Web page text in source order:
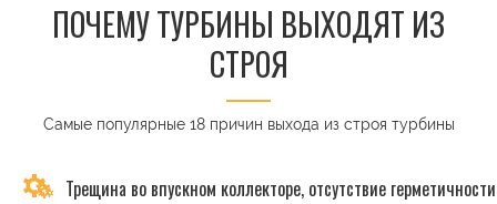
ПОЧЕМУ ТУРБИНЫ ВЫХОДЯТ ИЗ
СТРОЯ
Самые популярные 18 причин выхода из строя турбины
Трещина во впускном коллекторе, отсутствие герметичности